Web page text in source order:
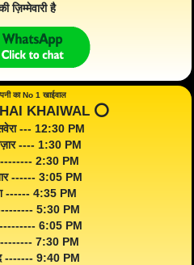
ज़िम्मेवारी है
का No 1 खाईवाल
KHAIWAL ⭕️
--- 12:30 PM
---- 1:30 PM
-------- 2:30 PM
------ 3:05 PM
------ 4:35 PM
5:30 PM
--------- 6:05 PM
-------- 7:30 PM
------- 9:40 PM